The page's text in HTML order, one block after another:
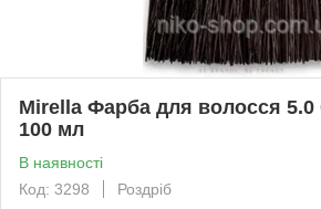
Mirella Фарба для волосся 5.0
100 мл
В наявності
Код: 3298
Роздріб